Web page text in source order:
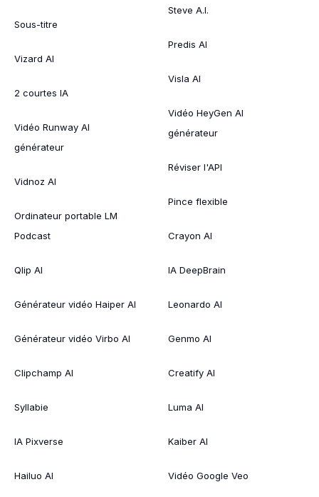
Sous-titre
Vizard AI
2 courtes IA
Vidéo Runway AI
générateur
Vidnoz AI
Ordinateur portable LM
Podcast
Qlip AI
Générateur vidéo Haiper AI
Générateur vidéo Virbo AI
Clipchamp AI
Syllabie
IA Pixverse
Hailuo AI
Steve A.I.
Predis AI
Visla AI
Vidéo HeyGen AI
générateur
Réviser l'API
Pince flexible
Crayon AI
IA DeepBrain
Leonardo AI
Genmo AI
Creatify AI
Luma AI
Kaiber AI
Vidéo Google Veo